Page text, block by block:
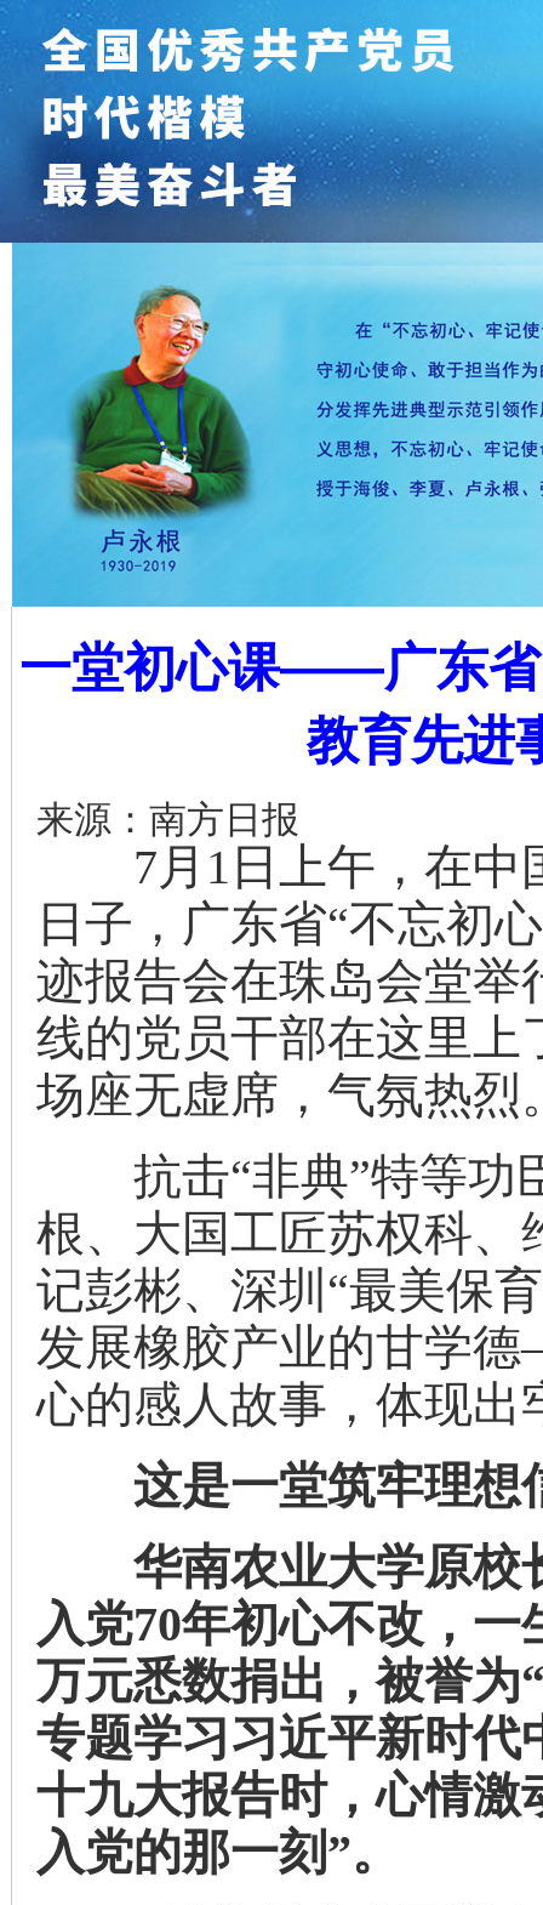
一堂初心课——广东省
教育先进
来源：南方日报
7月1日上午，在中
日子，广东省“不忘初
迹报告会在珠岛会堂举
线的党员干部在这里上
场座无虚席，气氛热烈
抗击“非典”特等功
根、大国工匠苏权科、
记彭彬、深圳“最美保
发展橡胶产业的甘学
心的感人故事，体现出
这是一堂筑牢理想
华南农业大学原校
入党70年初心不改，
万元悉数捐出，被誉为
专题学习习近平新时代
十九大报告时，心情激
入党的那一刻”。